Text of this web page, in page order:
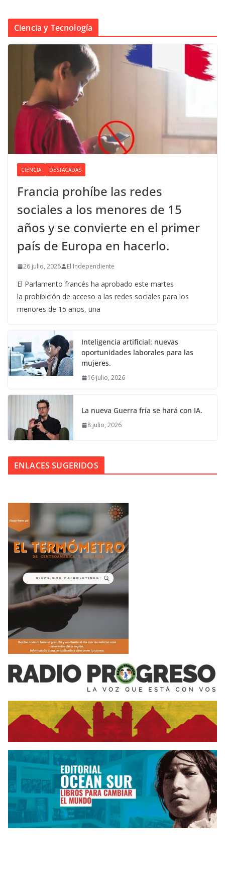
Ciencia y Tecnología
CIENCIA DESTACADAS
Francia prohíbe las redes
sociales a los menores de 15
años y se convierte en el primer
país de Europa en hacerlo.
26 julio, 2026 El Independiente
El Parlamento francés ha aprobado este martes
la prohibición de acceso a las redes sociales para los
menores de 15 años, una
Inteligencia artificial: nuevas
oportunidades laborales para las
mujeres.
16 julio, 2026
La nueva Guerra fría se hará con IA.
8 julio, 2026
ENLACES SUGERIDOS